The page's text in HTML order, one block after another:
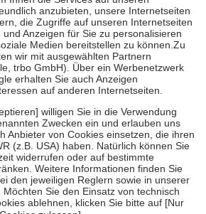
mindestensjedochfünf Euround
sind jedoch nie mehr als die tatsächlichen
entrichten.
auch für Online-Apotheken.
Krankenpflege beträgt die
der Kosten sowie zehn Euro je
Versicherten für ihre eigene Gesundheit zu
Stellung der Familie zu unterstützen,
an bei:
bis zum vollendeten 18. Lebensjahr
und Früherkennung, die von der